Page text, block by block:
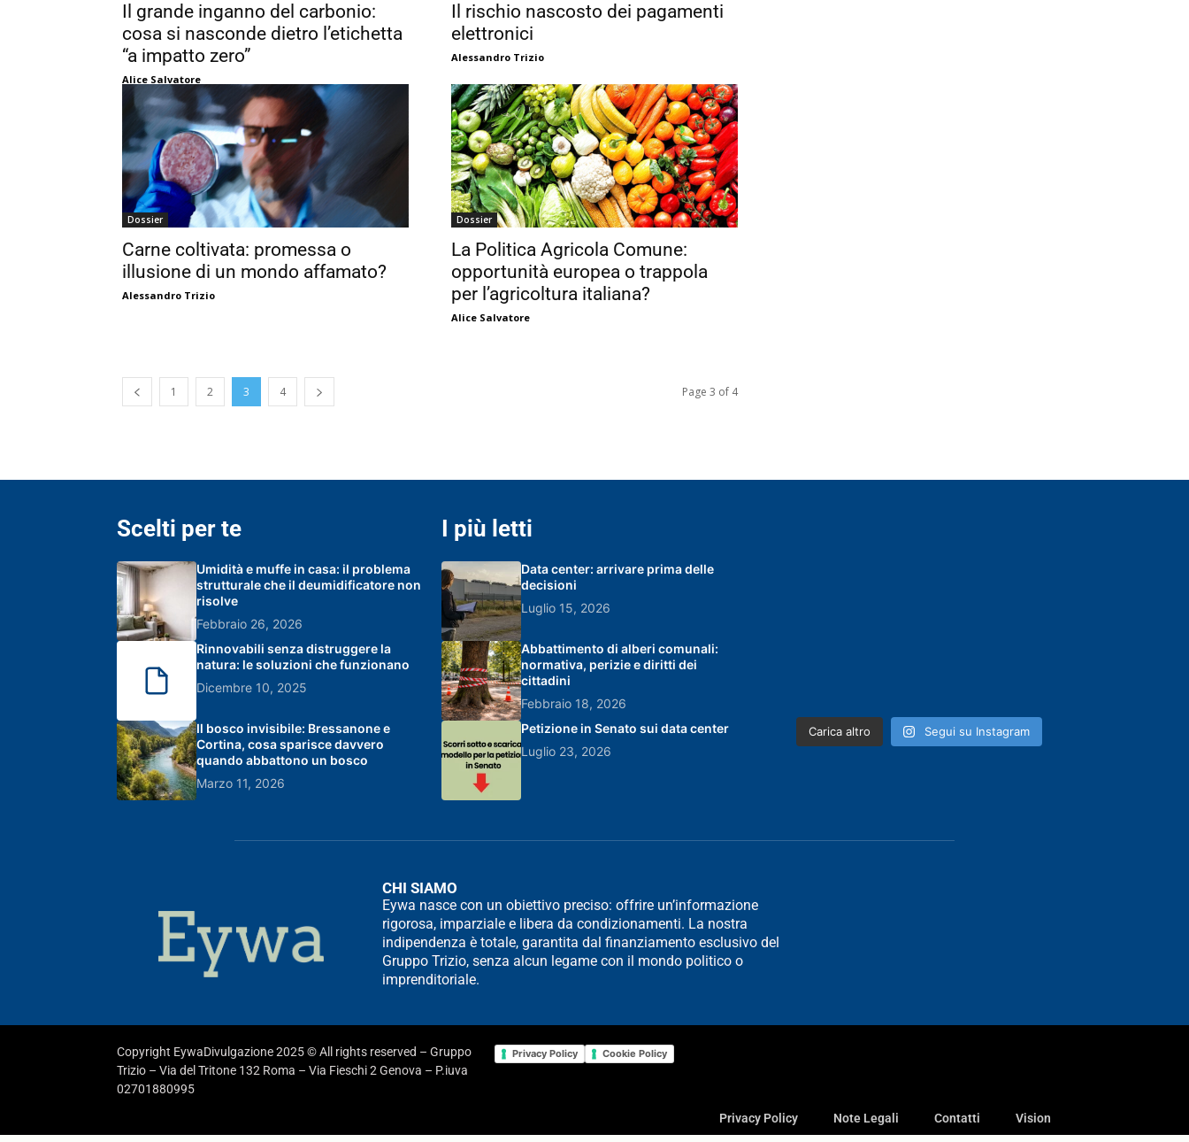
Il grande inganno del carbonio:
cosa si nasconde dietro l’etichetta
“a impatto zero”
Alice Salvatore
Il rischio nascosto dei pagamenti
elettronici
Alessandro Trizio
Dossier
Carne coltivata: promessa o
illusione di un mondo affamato?
Alessandro Trizio
Dossier
La Politica Agricola Comune:
opportunità europea o trappola
per l’agricoltura italiana?
Alice Salvatore
1 2 3 4 Page 3 of 4
Scelti per te
Umidità e muffe in casa: il problema
strutturale che il deumidificatore non
risolve
Febbraio 26, 2026
Rinnovabili senza distruggere la
natura: le soluzioni che funzionano
Dicembre 10, 2025
Il bosco invisibile: Bressanone e
Cortina, cosa sparisce davvero
quando abbattono un bosco
Marzo 11, 2026
I più letti
Data center: arrivare prima delle
decisioni
Luglio 15, 2026
Abbattimento di alberi comunali:
normativa, perizie e diritti dei
cittadini
Febbraio 18, 2026
Petizione in Senato sui data center
Luglio 23, 2026
Carica altro Segui su Instagram
CHI SIAMO
Eywa nasce con un obiettivo preciso: offrire un’informazione
rigorosa, imparziale e libera da condizionamenti. La nostra
indipendenza è totale, garantita dal finanziamento esclusivo del
Gruppo Trizio, senza alcun legame con il mondo politico o
imprenditoriale.
Copyright EywaDivulgazione 2025 © All rights reserved – Gruppo
Trizio – Via del Tritone 132 Roma – Via Fieschi 2 Genova – P.iuva
02701880995
Privacy Policy Cookie Policy
Privacy Policy Note Legali Contatti Vision